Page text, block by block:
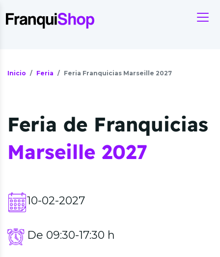
Inicio Feria Feria Franquicias Marseille 2027
Feria de Franquicias
Marseille 2027
10-02-2027
De 09:30-17:30 h